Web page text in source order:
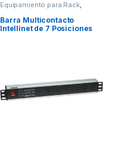
Equipamiento para Rack,
Protección Eléctrica
Barra Multicontacto
Intellinet de 7 Posiciones